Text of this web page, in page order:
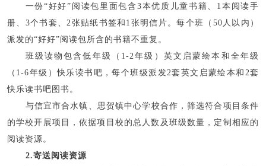
一份“好好”阅读包里面包含3本优质儿童书籍、1本阅读手
册、3个书套、2张贴纸书签和1张明信片。每个班（50人以内）
派发的“好好”阅读包所含的书籍不重复。
班级读物包含低年级（1-2年级）英文启蒙绘本和全年级
（1-6年级）快乐读书吧，每个班级派发2套英文启蒙绘本和2套
快乐读书吧图书。
与信宜市合水镇、思贺镇中心学校合作，筛选符合项目条件
的学校开展项目，依据项目校的总人数及班级数量，定制相应的
阅读资源。
2.寄送阅读资源